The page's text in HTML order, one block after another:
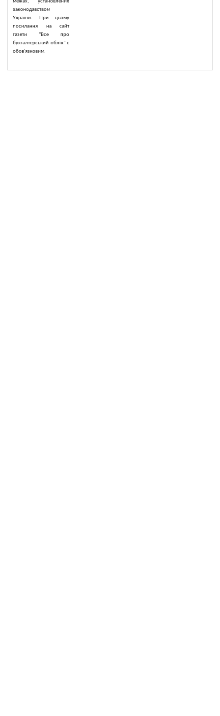
межах, установлених
законодавством
України. При цьому
посилання на сайт
газети "Все про
бухгалтерський облік" є
обов'язковим.